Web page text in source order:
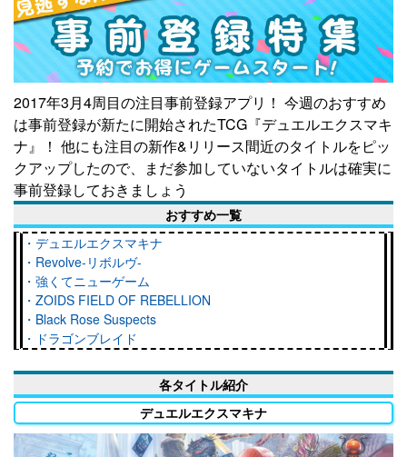
2017年3月4周目の注目事前登録アプリ！ 今週のおすすめ
は事前登録が新たに開始されたTCG『デュエルエクスマキ
ナ』！ 他にも注目の新作&リリース間近のタイトルをピッ
クアップしたので、まだ参加していないタイトルは確実に
事前登録しておきましょう
おすすめ一覧
・デュエルエクスマキナ
・Revolve-リボルヴ-
・強くてニューゲーム
・ZOIDS FIELD OF REBELLION
・Black Rose Suspects
・ドラゴンブレイド
各タイトル紹介
デュエルエクスマキナ